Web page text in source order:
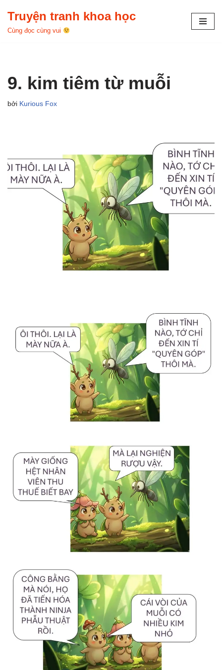
Chuyển
Truyện tranh khoa học
Cùng đọc cùng vui
9. kim tiêm từ muỗi
bởi Kurious Fox